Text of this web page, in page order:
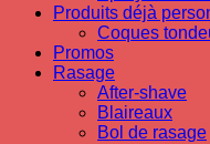
Produits déjà
Coques
Promos
Rasage
After-shave
Blaireaux
Bol de rasage